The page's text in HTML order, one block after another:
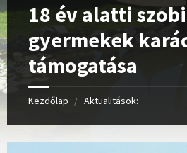
18 év alatti szobi
gyermekek
támogatása
Kezdőlap Aktualitások: